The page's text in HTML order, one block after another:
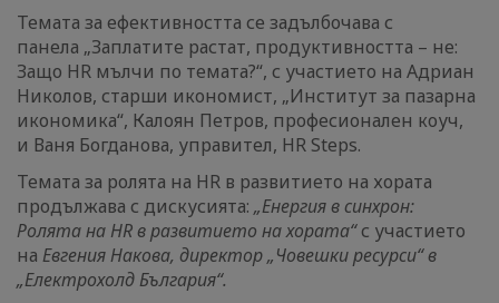
Темата за ефективността се задълбочава с
панела „Заплатите растат, продуктивността – не:
Защо HR мълчи по темата?“, с участието на Адриан
Николов, старши икономист, „Институт за пазарна
икономика“, Калоян Петров, професионален коуч,
и Ваня Богданова, управител, HR Steps.
Темата за ролята на HR в развитието на хората
продължава с дискусията: „Енергия в синхрон:
Ролята на HR в развитието на хората“с участието
на Евгения Накова, директор „Човешки ресурси“ в
„Електрохолд България“.